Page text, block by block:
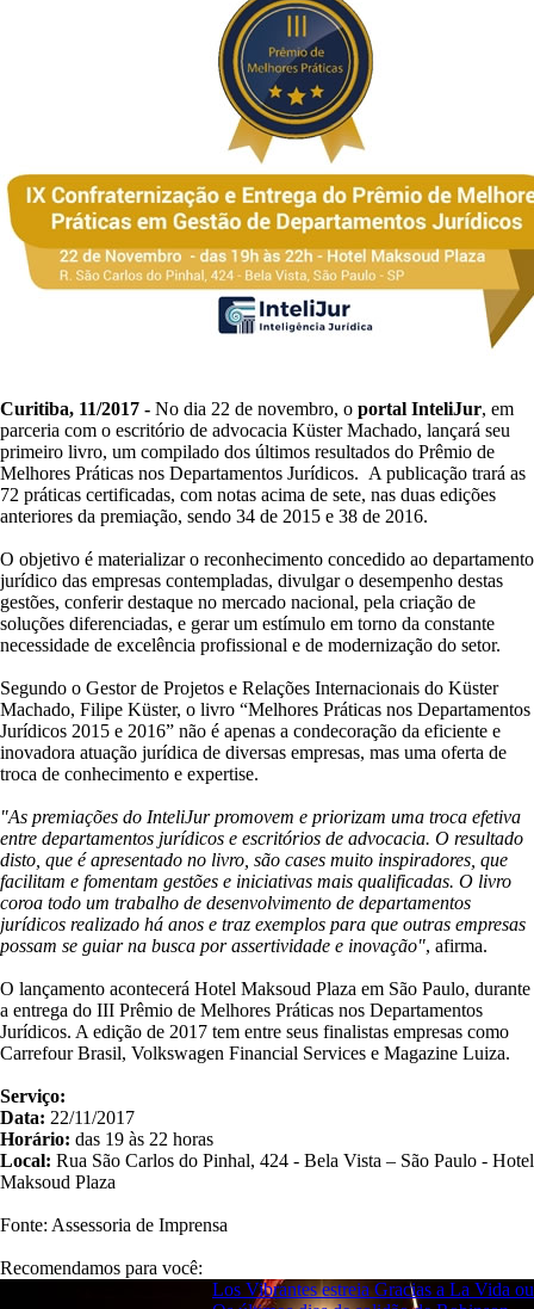
Curitiba, 11/2017 - No dia 22 de novembro, o portal InteliJur, em
parceria com o escritório de advocacia Küster Machado, lançará seu
primeiro livro, um compilado dos últimos resultados do Prêmio de
Melhores Práticas nos Departamentos Jurídicos. A publicação trará as
72 práticas certificadas, com notas acima de sete, nas duas edições
anteriores da premiação, sendo 34 de 2015 e 38 de 2016.
O objetivo é materializar o reconhecimento concedido ao departamento
jurídico das empresas contempladas, divulgar o desempenho destas
gestões, conferir destaque no mercado nacional, pela criação de
soluções diferenciadas, e gerar um estímulo em torno da constante
necessidade de excelência profissional e de modernização do setor.
Segundo o Gestor de Projetos e Relações Internacionais do Küster
Machado, Filipe Küster, o livro “Melhores Práticas nos Departamentos
Jurídicos 2015 e 2016” não é apenas a condecoração da eficiente e
inovadora atuação jurídica de diversas empresas, mas uma oferta de
troca de conhecimento e expertise.
"As premiações do InteliJur promovem e priorizam uma troca efetiva
entre departamentos jurídicos e escritórios de advocacia. O resultado
disto, que é apresentado no livro, são cases muito inspiradores, que
facilitam e fomentam gestões e iniciativas mais qualificadas. O livro
coroa todo um trabalho de desenvolvimento de departamentos
jurídicos realizado há anos e traz exemplos para que outras empresas
possam se guiar na busca por assertividade e inovação", afirma.
O lançamento acontecerá Hotel Maksoud Plaza em São Paulo, durante
a entrega do III Prêmio de Melhores Práticas nos Departamentos
Jurídicos. A edição de 2017 tem entre seus finalistas empresas como
Carrefour Brasil, Volkswagen Financial Services e Magazine Luiza.
Serviço:
Data: 22/11/2017
Horário: das 19 às 22 horas
Local: Rua São Carlos do Pinhal, 424 - Bela Vista – São Paulo - Hotel
Maksoud Plaza
Fonte: Assessoria de Imprensa
Recomendamos para você:
Los Vibrantes estreia Gracias a La Vida ou